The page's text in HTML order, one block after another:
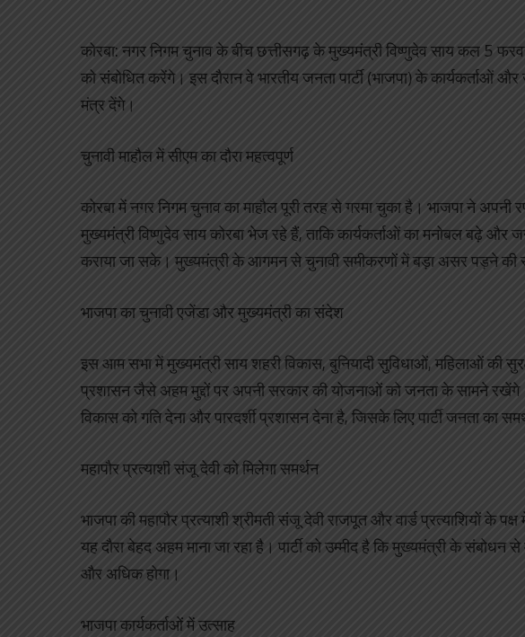
कोरबा: नगर निगम चुनाव के बीच छत्तीसगढ़ के मुख्यमंत्री विष्णुदेव साय कल 5
को संबोधित करेंगे। इस दौरान वे भारतीय जनता पार्टी (भाजपा) के कार्यकर्ताओं
मंत्र देंगे।
चुनावी माहौल में सीएम का दौरा महत्वपूर्ण
कोरबा में नगर निगम चुनाव का माहौल पूरी तरह से गरमा चुका है। भाजपा ने अपनी
मुख्यमंत्री विष्णुदेव साय कोरबा भेज रहे हैं, ताकि कार्यकर्ताओं का मनोबल बढ़े और
कराया जा सके। मुख्यमंत्री के आगमन से चुनावी समीकरणों में बड़ा असर पड़ने की
भाजपा का चुनावी एजेंडा और मुख्यमंत्री का संदेश
इस आम सभा में मुख्यमंत्री साय शहरी विकास, बुनियादी सुविधाओं, महिलाओं की
प्रशासन जैसे अहम मुद्दों पर अपनी सरकार की योजनाओं को जनता के सामने
विकास को गति देना और पारदर्शी प्रशासन देना है, जिसके लिए पार्टी जनता का
महापौर प्रत्याशी संजू देवी को मिलेगा समर्थन
भाजपा की महापौर प्रत्याशी श्रीमती संजू देवी राजपूत और वार्ड प्रत्याशियों के
यह दौरा बेहद अहम माना जा रहा है। पार्टी को उम्मीद है कि मुख्यमंत्री के
और अधिक होगा।
भाजपा कार्यकर्ताओं में उत्साह